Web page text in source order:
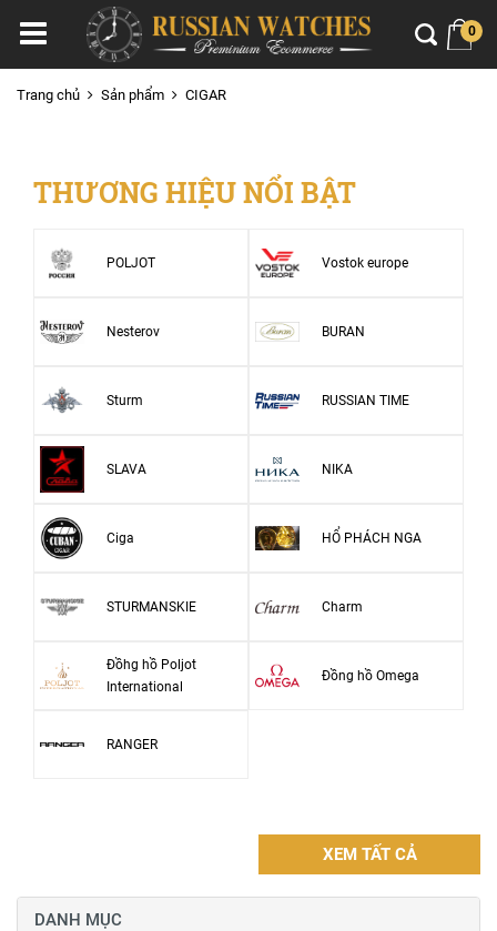
0
Trang chủ Sản phẩm CIGAR
THƯƠNG HIỆU NỔI BẬT
POLJOT Vostok europe
Nesterov BURAN
Sturm RUSSIAN TIME
SLAVA NIKA
Ciga HỔ PHÁCH NGA
STURMANSKIE Charm
Đồhg hồ Poljot
International
Đồng hồ Omega
RANGER
XEM TẤT CẢ
DANH MỤC